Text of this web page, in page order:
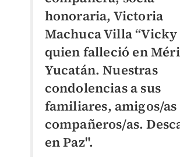
honoraria, Victoria
Machuca Villa “Vicky
quien falleció en
Yucatán. Nuestras
condolencias a sus
familiares, amigos/as
compañeros/as.
en Paz".